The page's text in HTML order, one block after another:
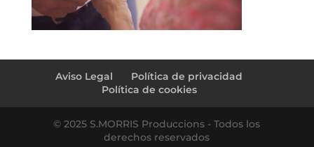
Aviso Legal
Política de privacidad
Política de cookies
© 2025 S.MORRIS Produccions - Todos los
derechos reservados